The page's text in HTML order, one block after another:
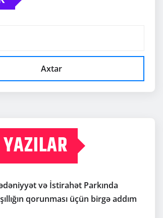
Axtar
və İstirahət Parkında
qorunması üçün birgə addım